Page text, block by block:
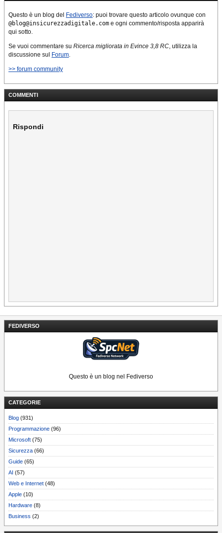
FEDIVERSO
Questo è un blog nel Fediverso
CATEGORIE
Blog (931)
Programmazione (96)
Microsoft (75)
Sicurezza (66)
Guide (65)
AI (57)
Web e Internet (48)
Apple (10)
Hardware (8)
Business (2)
Questo è un blog del Fediverso: puoi trovare questo articolo ovunque con
@blog@insicurezzadigitale.com e ogni commento/risposta apparirà
qui sotto.
Se vuoi commentare su Ricerca migliorata in Evince 3,8 RC , utilizza la
discussione sul Forum
>> forum community
COMMENTI
Rispondi